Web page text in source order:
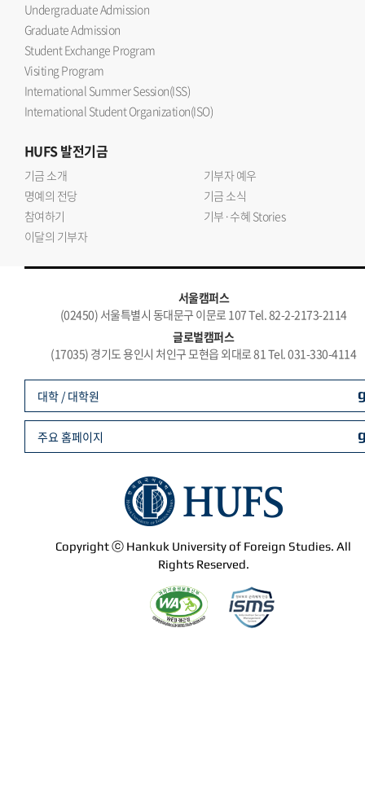
Undergraduate Admission
Graduate Admission
Student Exchange Program
Visiting Program
International Summer Session(ISS)
International Student Organization(ISO)
HUFS발전기금
기금 소개
기부자 예우
명예의 전당
기금 소식
참여하기
기부·수혜 Stories
이달의 기부자
서울캠퍼스
(02450) 서울특별시 동대문구 이문로 107 Tel. 82-2-2173-2114
글로벌캠퍼스
(17035) 경기도 용인시 처인구 모현읍 외대로 81 Tel. 031-330-4114
Copyright ⓒ Hankuk University of Foreign Studies. All
Rights Reserved.
대학 / 대학원
주요 홈페이지